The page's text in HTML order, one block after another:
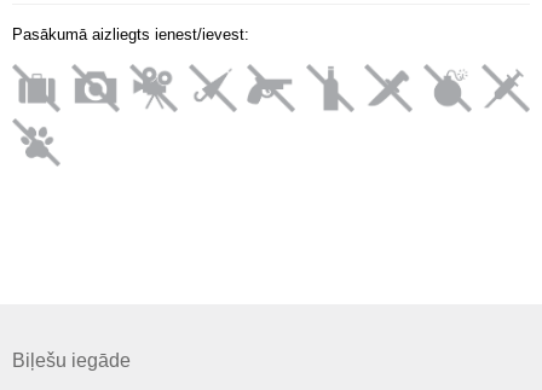
Pasākumā aizliegts ienest/ievest:
Biļešu iegāde